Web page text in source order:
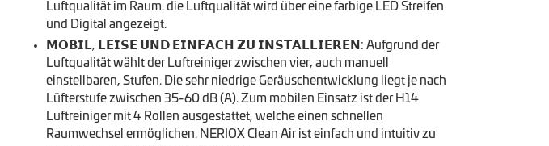
Luftqualität im Raum. die Luftqualität wird über eine farbige LED Streifen
und Digital angezeigt.
𝗠𝗢𝗕𝗜𝗟, 𝗟𝗘𝗜𝗦𝗘 𝗨𝗡𝗗 𝗘𝗜𝗡𝗙𝗔𝗖𝗛 𝗭𝗨 𝗜𝗡𝗦𝗧𝗔𝗟𝗟𝗜𝗘𝗥𝗘𝗡: Aufgrund der
Luftqualität wählt der Luftreiniger zwischen vier, auch manuell
einstellbaren, Stufen. Die sehr niedrige Geräuschentwicklung liegt je nach
Lüfterstufe zwischen 35-60 dB (A). Zum mobilen Einsatz ist der H14
Luftreiniger mit 4 Rollen ausgestattet, welche einen schnellen
Raumwechsel ermöglichen. NERIOX Clean Air ist einfach und intuitiv zu